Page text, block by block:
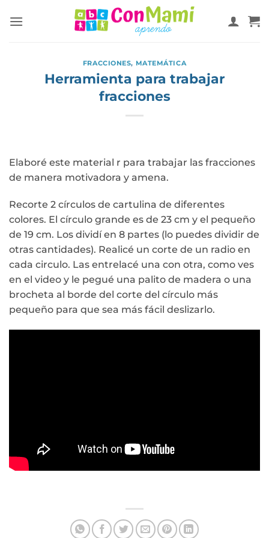
FRACCIONES, MATEMÁTICA
Herramienta para trabajar
fracciones
Elaboré este material r para trabajar las fracciones
de manera motivadora y amena.
Recorte 2 círculos de cartulina de diferentes
colores. El círculo grande es de 23 cm y el pequeño
de 19 cm. Los dividí en 8 partes (lo puedes dividir de
otras cantidades). Realicé un corte de un radio en
cada circulo. Las entrelacé una con otra, como ves
en el video y le pegué una palito de madera o una
brocheta al borde del corte del círculo más
pequeño para que sea más fácil deslizarlo.